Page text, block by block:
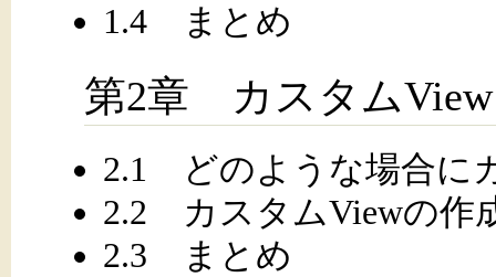
1.4 まとめ
第2章 カスタムView
2.1 どのような場合に
2.2 カスタムViewの作
2.3 まとめ